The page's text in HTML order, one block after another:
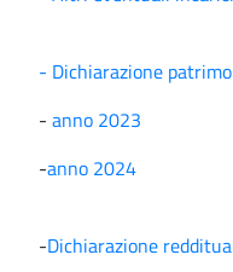
- Dichiarazione
- anno 2023
-anno 2024
-Dichiarazione